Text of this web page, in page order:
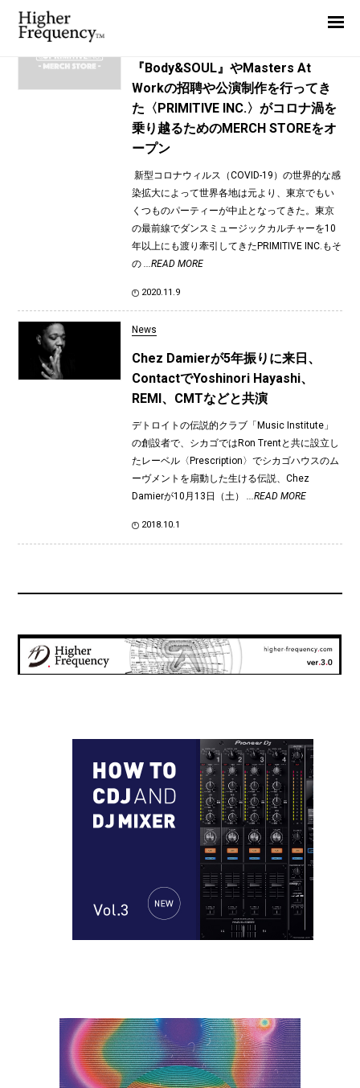
TAG: Music Institute
『Body&SOUL』やMasters At
Workの招聘や公演制作を行ってき
た〈PRIMITIVE INC.〉がコロナ渦を
乗り越るためのMERCH STOREをオ
ープン
新型コロナウィルス（COVID-19）の世界的な感
染拡大によって世界各地は元より、東京でもい
くつものパーティーが中止となってきた。東京
の最前線でダンスミュージックカルチャーを10
年以上にも渡り牽引してきたPRIMITIVE INC.もそ
の ...READ MORE
2020.11.9
News
Chez Damierが5年振りに来日、
ContactでYoshinori Hayashi、
REMI、CMTなどと共演
デトロイトの伝説的クラブ「Music Institute」
の創設者で、シカゴではRon Trentと共に設立し
たレーベル〈Prescription〉でシカゴハウスのム
ーヴメントを扇動した生ける伝説、Chez
Damierが10月13日（土） ...READ MORE
2018.10.1
News
Interview
Highlight
Report